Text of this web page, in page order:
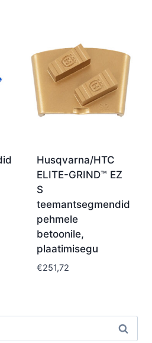
Husqvarna/HTC
ELITE-GRIND™ EZ
S
teemantsegmendid
pehmele
betoonile,
plaatimisegu
€251,72
Otsi